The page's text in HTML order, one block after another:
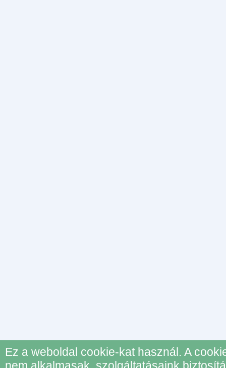
Ez a weboldal cookie-kat használ. A